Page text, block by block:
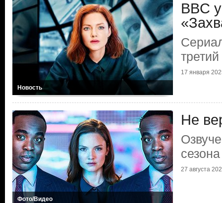
Новость
BBC
17 января
Фото/Видео
Не
27 августа